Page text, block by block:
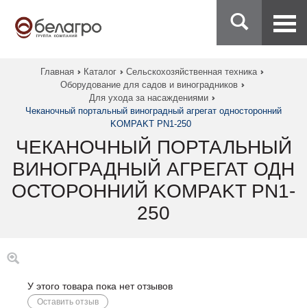
Главная Каталог
Сельскохозяйственная техника
Оборудование для садов и виноградников
Для ухода за насаждениями
Чеканочный портальный виноградный агрегат односторонний
KOMPAKT PN1-250
ЧЕКАНОЧНЫЙ ПОРТАЛЬНЫЙ
ВИНОГРАДНЫЙ АГРЕГАТ ОДН
ОСТОРОННИЙ KOMPAKT PN1-
250
У этого товара пока нет отзывов
Оставить отзыв